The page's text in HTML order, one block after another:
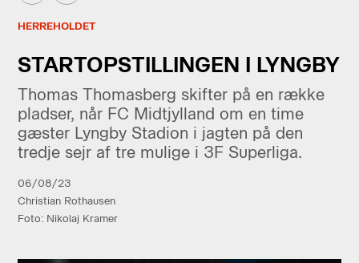
HERREHOLDET
STARTOPSTILLINGEN I LYNGBY
Thomas Thomasberg skifter på en række
pladser, når FC Midtjylland om en time
gæster Lyngby Stadion i jagten på den
tredje sejr af tre mulige i 3F Superliga.
06/08/23
Christian Rothausen
Foto: Nikolaj Kramer